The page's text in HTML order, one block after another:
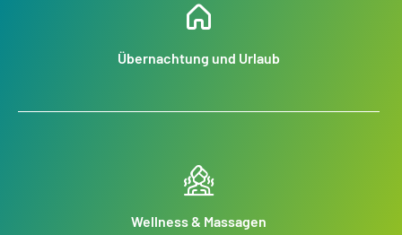
Übernachtung und Urlaub
Wellness & Massagen